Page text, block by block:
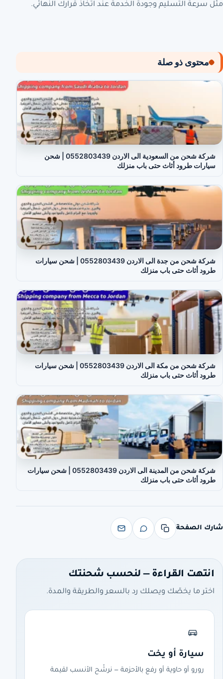
مثل سرعة التسليم وجودة الخدمة عند اتخاذ قرارك النهائي.
محتوى ذو صلة
شركة شحن من السعودية الى الاردن 0552803439 | شحن
سيارات طرود أثاث حتى باب منزلك
شركة شحن من جدة الى الاردن 0552803439 | شحن سيارات
طرود أثاث حتى باب منزلك
شركة شحن من مكة الى الاردن 0552803439 | شحن سيارات
طرود أثاث حتى باب منزلك
شركة شحن من المدينة الى الاردن 0552803439 | شحن سيارات
طرود أثاث حتى باب منزلك
شارك الصفحة
انتهت القراءة — لنحسب شحنتك
اختر ما يخصّك ويصلك رد بالسعر والطريقة والمدة.
سيارة أو يخت
رورو أو حاوية أو رفع بالأحزمة — نرشّح الأنسب لقيمة